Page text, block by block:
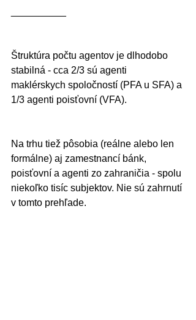
Štruktúra počtu agentov je dlhodobo
stabilná - cca 2/3 sú agenti
maklérskych spoločností (PFA u SFA) a
1/3 agenti poisťovní (VFA).
Na trhu tiež pôsobia (reálne alebo len
formálne) aj zamestnancí bánk,
poisťovní a agenti zo zahraničia - spolu
niekoľko tisíc subjektov. Nie sú zahrnutí
v tomto prehľade.